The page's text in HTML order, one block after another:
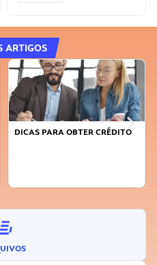
ARTIGOS
FAÇA A DIFERENÇA: SEJA